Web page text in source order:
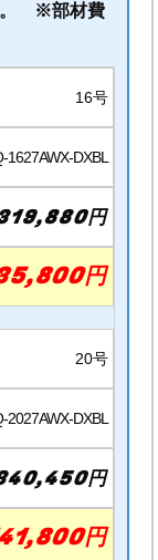
。 ※部材費
16号
1627AWX-DXBL
円
円
20号
2027AWX-DXBL
円
円